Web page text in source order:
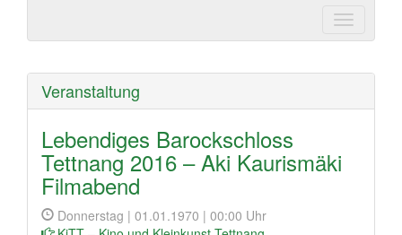
Tettnang
Veranstaltung
Lebendiges Barockschloss
Tettnang 2016 – Aki Kaurismäki
Filmabend
Donnerstag | 01.01.1970 | 00:00 Uhr